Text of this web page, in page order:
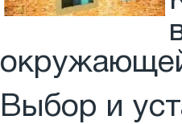
Выбор и